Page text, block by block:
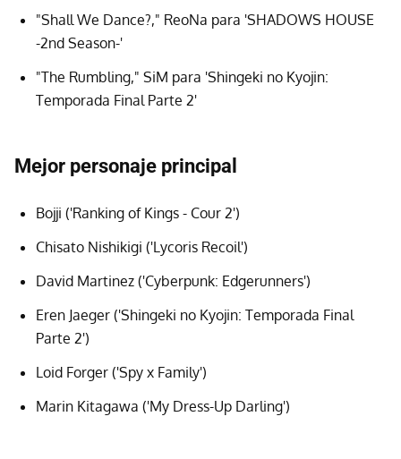
"Shall We Dance?," ReoNa para 'SHADOWS HOUSE
-2nd Season-'
"The Rumbling," SiM para 'Shingeki no Kyojin:
Temporada Final Parte 2'
Mejor personaje principal
Bojji ('Ranking of Kings - Cour 2')
Chisato Nishikigi ('Lycoris Recoil')
David Martinez ('Cyberpunk: Edgerunners')
Eren Jaeger ('Shingeki no Kyojin: Temporada Final
Parte 2')
Loid Forger ('Spy x Family')
Marin Kitagawa ('My Dress-Up Darling')